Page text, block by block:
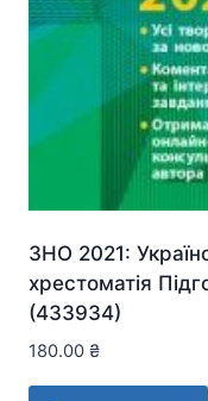
ЗНО 2021:
хрестоматія
(433934)
180.00 ₴